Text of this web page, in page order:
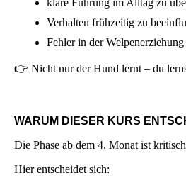
klare Führung im Alltag zu
Verhalten frühzeitig zu
Fehler in der
👉 Nicht nur der Hund lernt – du
WARUM DIESER KURS
Die Phase ab dem 4. Monat ist
Hier entscheidet sich: